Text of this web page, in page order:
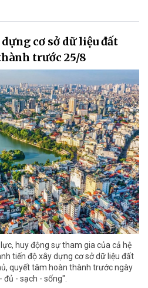
cơ sở dữ liệu đất
trước 25/8
huy động sự tham gia của cả hệ
tiến độ xây dựng cơ sở dữ liệu đất
quyết tâm hoàn thành trước ngày
- sạch - sống".